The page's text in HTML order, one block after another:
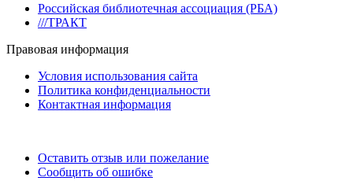
Российская библиотечная ассоциация (РБА)
///ТРАКТ
Правовая информация
Условия использования сайта
Политика конфиденциальности
Контактная информация
Оставить отзыв или пожелание
Сообщить об ошибке